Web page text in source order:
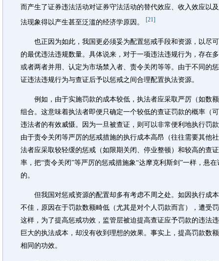
而产生了证券违法活动对证券守法活动的替代效应、收入效应以
法现象得以产生甚至泛滥的经济学原因。 [21]
也正因为如此，我国更必须妥为配置惩戒手段和资源，以尽
的最优违法违规数量。具体说来，对于一项违法违规行为，存在
或者两者并用、认定为市场禁入者、责令关闭等等。由于不同的
证违法违规行为与查证后予以惩戒之间合理配置执法资源。
例如，由于实施罚款的成本较低，执法者应采取严厉（如数
组合。这意味着执法者即便只确定一个较低的查证罚款的概率（
违法者的有效威慑。因为一旦被查证，则可以非常便利地执行罚
由于责令关闭等严厉的惩戒措施的执行成本高昂（往往需要其他
法者应采取较轻缓的惩戒（如限期关闭、停业整顿）和较高的查
率，把“责令关闭”等严厉的惩戒措施象“达摩克利斯剑”一样，悬
的。
但我国对惩戒资源的配置却多有考虑不周之处。如因执行成
不佳，原因在于罚款数额畸低（尤其是对个人罚款而言），遭受
这样，为了提高惩戒功效，监管层被迫提高查证应予罚款的违法
巨大的执法成本，却没有收到理想的效果。事实上，提高罚款数
相同的功效。